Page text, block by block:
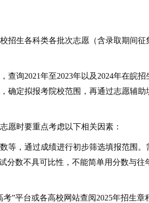
生各科类各批次志愿（含录取期间征
询2021年至2023年以及2024年在皖招
确定拟报考院校范围，再通过志愿辅助
时要重点考虑以下相关因素：
，通过成绩进行初步筛选填报范围。
分数不具可比性，不能简单用分数与往
平台或各高校网站查阅2025年招生章